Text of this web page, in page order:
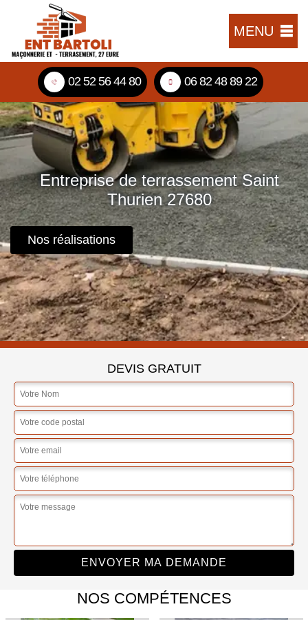
MENU
02 52 56 44 80 06 82 48 89 22
Entreprise de terrassement Saint
Thurien 27680
Nos réalisations
DEVIS GRATUIT
NOS COMPÉTENCES